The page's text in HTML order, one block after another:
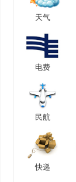
天气
电费
民航
快递